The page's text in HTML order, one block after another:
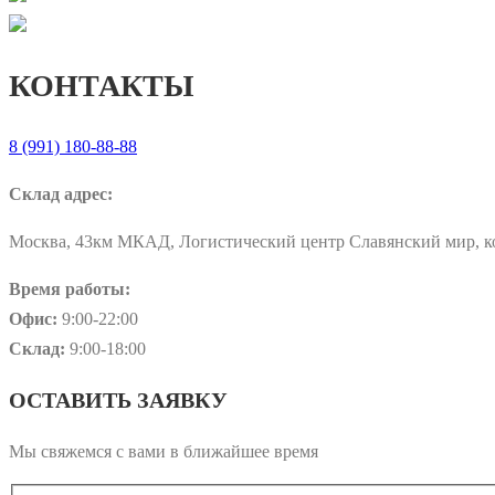
КОНТАКТЫ
8 (991) 180-88-88
Склад адрес:
Москва, 43км МКАД, Логистический центр Славянский мир,
Время работы:
Офис: 9:00-22:00
Склад: 9:00-18:00
ОСТАВИТЬ ЗАЯВКУ
Мы свяжемся с вами в ближайшее время